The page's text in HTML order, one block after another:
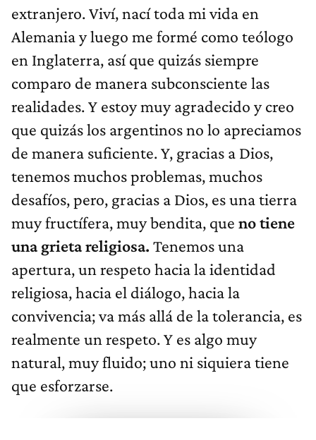
extranjero. Viví, nací toda mi vida en
Alemania y luego me formé como teólogo
en Inglaterra, así que quizás siempre
comparo de manera subconsciente las
realidades. Y estoy muy agradecido y creo
que quizás los argentinos no lo apreciamos
de manera suficiente. Y, gracias a Dios,
tenemos muchos problemas, muchos
desafíos, pero, gracias a Dios, es una tierra
muy fructífera, muy bendita, que no tiene
una grieta religiosa. Tenemos una
apertura, un respeto hacia la identidad
religiosa, hacia el diálogo, hacia la
convivencia; va más allá de la tolerancia, es
realmente un respeto. Y es algo muy
natural, muy fluido; uno ni siquiera tiene
que esforzarse.